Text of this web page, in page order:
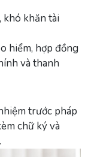
khó khăn tài
hiểm, hợp đồng
và thanh
trước pháp
chữ ký và